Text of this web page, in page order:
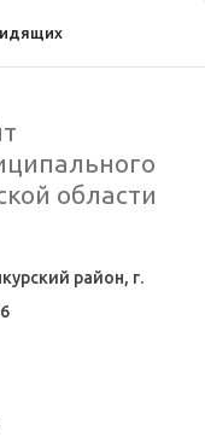
области
район, г.